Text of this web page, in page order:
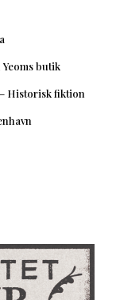
butik
Historisk fiktion